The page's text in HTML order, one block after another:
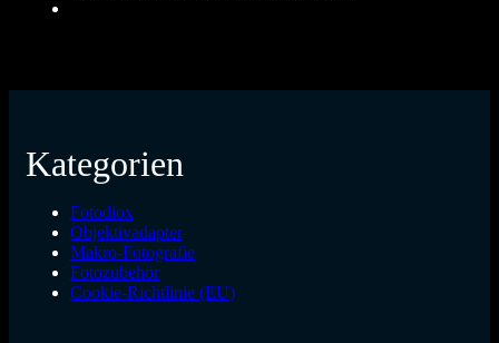
Kategorien
Fotodiox
Objektivadapter
Makro-Fotografie
Fotozubehör
Cookie-Richtlinie (EU)